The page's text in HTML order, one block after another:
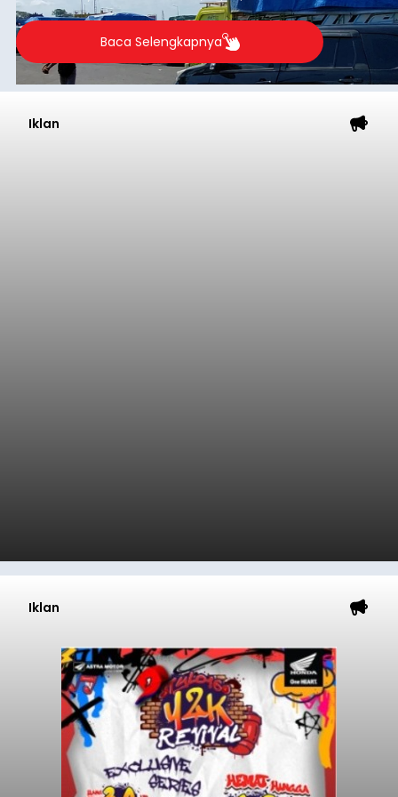
hanya dilayani oleh satu kapal yakni Kapal LCT.
Baca Selengkapnya
Iklan
Iklan
Ombak Terbaik dan
Menantang, Pantai Medewi
Jadi Magnet Surfing Dunia
balitribune.co.id | Negara- Deru ombak